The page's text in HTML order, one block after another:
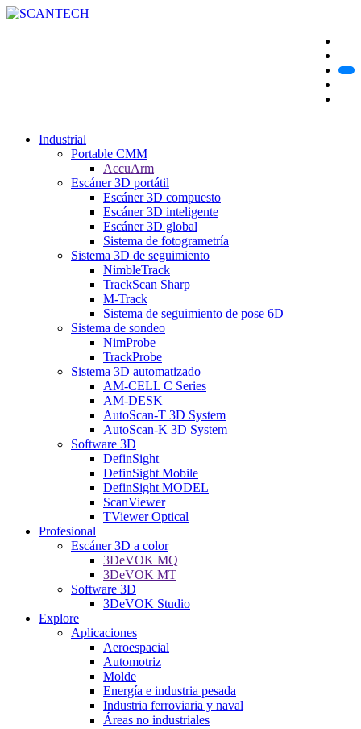
Industrial
Portable CMM
AccuArm
Escáner 3D portátil
Escáner 3D compuesto
Escáner 3D inteligente
Escáner 3D global
Sistema de fotogrametría
Sistema 3D de seguimiento
NimbleTrack
TrackScan Sharp
M-Track
Sistema de seguimiento de pose 6D
Sistema de sondeo
NimProbe
TrackProbe
Sistema 3D automatizado
AM-CELL C Series
AM-DESK
AutoScan-T 3D System
AutoScan-K 3D System
Software 3D
DefinSight
DefinSight Mobile
DefinSight MODEL
ScanViewer
TViewer Optical
Profesional
Escáner 3D a color
3DeVOK MQ
3DeVOK MT
Software 3D
3DeVOK Studio
Explore
Aplicaciones
Aeroespacial
Automotriz
Molde
Energía e industria pesada
Industria ferroviaria y naval
Áreas no industriales